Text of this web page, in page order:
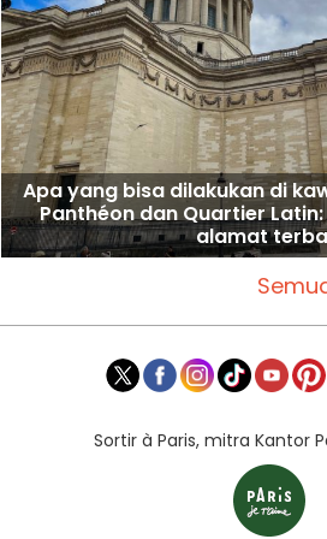
Apa yang bisa dilakukan di
Panthéon dan Quartier
alamat
Sortir à Paris, mitra Kantor